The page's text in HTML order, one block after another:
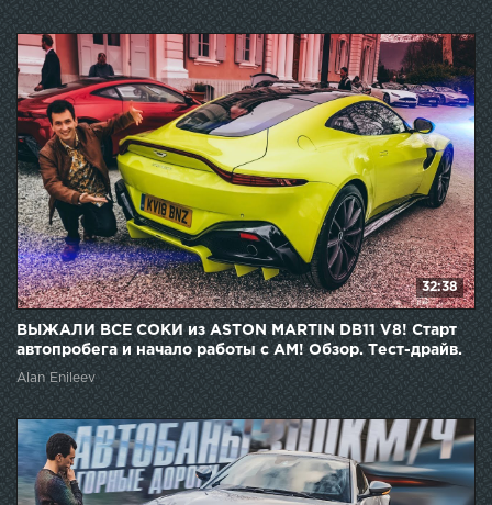
32:38
ВЫЖАЛИ ВСЕ СОКИ из ASTON MARTIN DB11 V8! Старт
автопробега и начало работы с AM! Обзор. Тест-драйв.
Alan Enileev